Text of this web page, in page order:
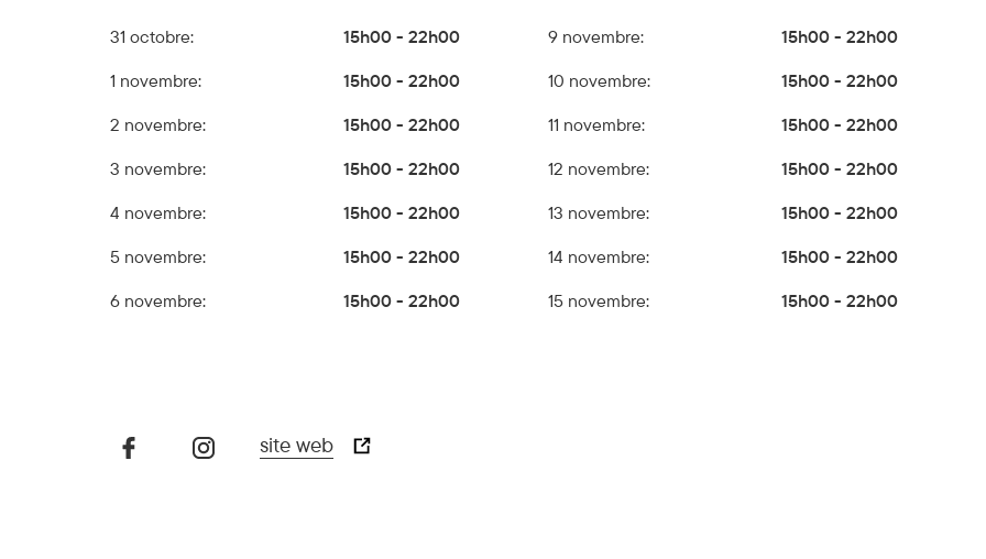
31 octobre:
15h00 - 22h00
1 novembre:
15h00 - 22h00
2 novembre:
15h00 - 22h00
3 novembre:
15h00 - 22h00
4 novembre:
15h00 - 22h00
5 novembre:
15h00 - 22h00
6 novembre:
15h00 - 22h00
9 novembre:
15h00 - 22h00
10 novembre:
15h00 - 22h00
11 novembre:
15h00 - 22h00
12 novembre:
15h00 - 22h00
13 novembre:
15h00 - 22h00
14 novembre:
15h00 - 22h00
15 novembre:
15h00 - 22h00
site web